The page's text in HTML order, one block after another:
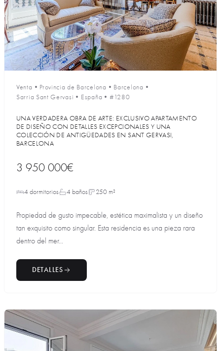
Venta • Provincia de Barcelona • Barcelona •
Sarria Sant Gervasi • España • #1280
UNA VERDADERA OBRA DE ARTE: EXCLUSIVO APARTAMENTO
DE DISEÑO CON DETALLES EXCEPCIONALES Y UNA
COLECCIÓN DE ANTIGÜEDADES EN SANT GERVASI,
BARCELONA
3 950 000€
4 dormitorios 4 baños 250 m²
Propiedad de gusto impecable, estética maximalista y un diseño
tan exquisito como singular. Esta residencia es una pieza rara
dentro del mer...
DETALLES